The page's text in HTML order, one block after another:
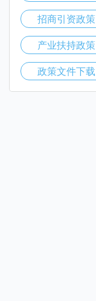
招商引资政策
产业扶持政策
政策文件下载